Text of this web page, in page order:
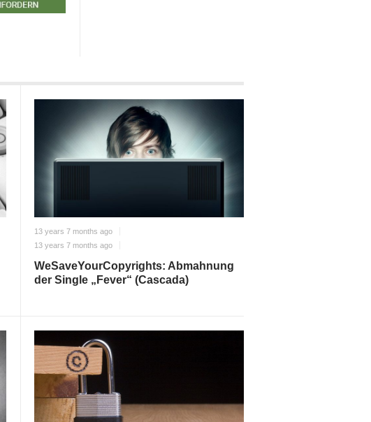
13 years 7 months ago
13 years 7 months ago
WeSaveYourCopyrights: Abmahnung
der Single „Fever“ (Cascada)